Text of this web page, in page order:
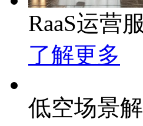
RaaS运营
了解更多
低空场景